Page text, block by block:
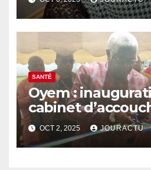
ses fonctions
SANTÉ
Oyem :
cabinet
« Bikasse
Nkeng-Akok
OCT 2, 2025 JOURACTU